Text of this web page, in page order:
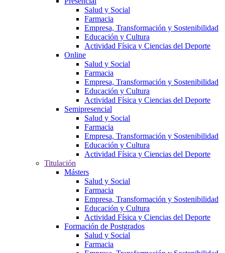
Salud y Social
Farmacia
Empresa, Transformación y Sostenibilidad
Educación y Cultura
Actividad Física y Ciencias del Deporte
Online
Salud y Social
Farmacia
Empresa, Transformación y Sostenibilidad
Educación y Cultura
Actividad Física y Ciencias del Deporte
Semipresencial
Salud y Social
Farmacia
Empresa, Transformación y Sostenibilidad
Educación y Cultura
Actividad Física y Ciencias del Deporte
Titulación
Másters
Salud y Social
Farmacia
Empresa, Transformación y Sostenibilidad
Educación y Cultura
Actividad Física y Ciencias del Deporte
Formación de Postgrados
Salud y Social
Farmacia